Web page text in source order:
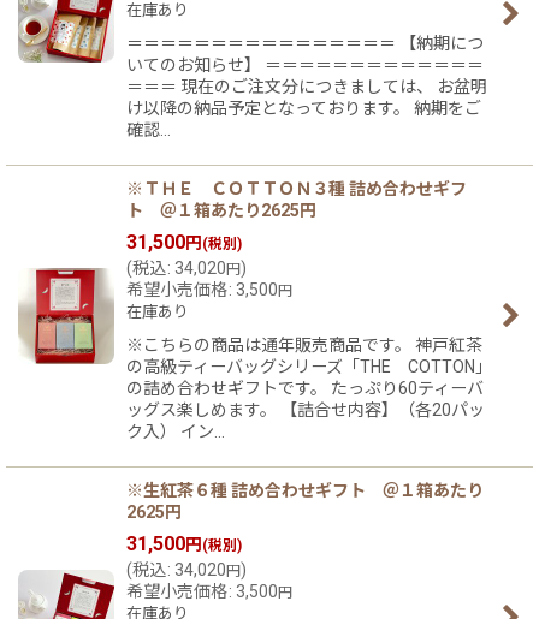
在庫あり
＝＝＝＝＝＝＝＝＝＝＝＝＝＝＝＝ 【納期につ
いてのお知らせ】 ＝＝＝＝＝＝＝＝＝＝＝＝＝
＝＝＝ 現在のご注文分につきましては、 お盆明
け以降の納品予定となっております。 納期をご
確認…
※ＴＨＥ ＣＯＴＴＯＮ３種 詰め合わせギフ
ト ＠１箱あたり2625円
31,500円 (税別)
(税込: 34,020 円 )
希望小売価格: 3,500 円
在庫あり
※こちらの商品は通年販売商品です。 神戸紅茶
の高級ティーバッグシリーズ「THE COTTON」
の詰め合わせギフトです。 たっぷり60ティーバ
ッグス楽しめます。 【詰合せ内容】（各20パッ
ク入） イン…
※生紅茶６種 詰め合わせギフト ＠１箱あたり
2625円
31,500円 (税別)
(税込: 34,020 円 )
希望小売価格: 3,500 円
在庫あり